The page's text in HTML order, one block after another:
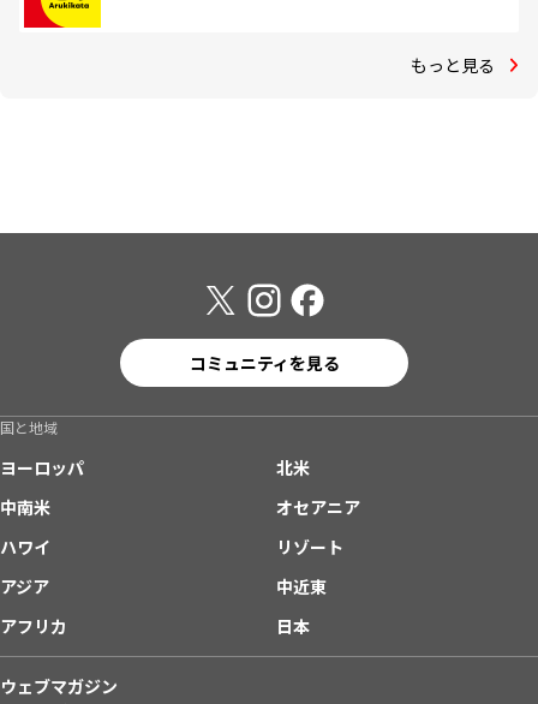
もっと見る
コミュニティを見る
国と地域
ヨーロッパ
北米
中南米
オセアニア
ハワイ
リゾート
アジア
中近東
アフリカ
日本
ウェブマガジン